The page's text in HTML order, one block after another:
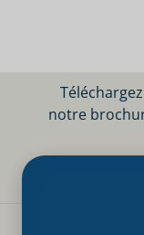
Téléchargez
notre